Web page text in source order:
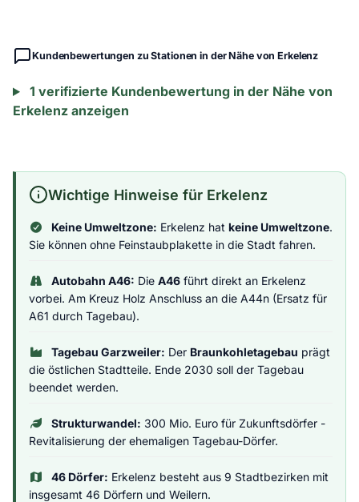
Kundenbewertungen zu Stationen in der Nähe von Erkelenz
1 verifizierte Kundenbewertung in der Nähe von
Erkelenz anzeigen
Wichtige Hinweise für Erkelenz
Keine Umweltzone: Erkelenz hat keine Umweltzone.
Sie können ohne Feinstaubplakette in die Stadt fahren.
Autobahn A46: Die A46führt direkt an Erkelenz
vorbei. Am Kreuz Holz Anschluss an die A44n (Ersatz für
A61 durch Tagebau).
Tagebau Garzweiler: Der Braunkohletagebau prägt
die östlichen Stadtteile. Ende 2030 soll der Tagebau
beendet werden.
Strukturwandel: 300 Mio. Euro für Zukunftsdörfer -
Revitalisierung der ehemaligen Tagebau-Dörfer.
46 Dörfer: Erkelenz besteht aus 9 Stadtbezirken mit
insgesamt 46 Dörfern und Weilern.